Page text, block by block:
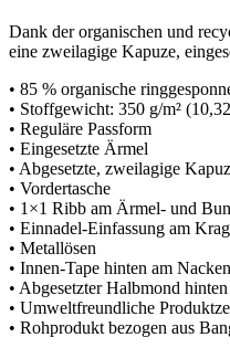
Dank der organischen und
eine zweilagige Kapuze,
• 85 % organische
• Stoffgewicht: 350 g/m²
• Reguläre Passform
• Eingesetzte Ärmel
• Abgesetzte, zweilagige
• Vordertasche
• 1×1 Ribb am Ärmel- und
• Einnadel-Einfassung am
• Metallösen
• Innen-Tape hinten am Nacken
• Abgesetzter Halbmond
• Umweltfreundliche
• Rohprodukt bezogen aus